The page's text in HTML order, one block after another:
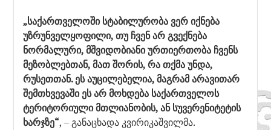
„საქართველოში სტაბილურობა ვერ იქნება
უზრუნველყოფილი, თუ ჩვენ არ გვექნება
ნორმალური, მშვიდობიანი ურთიერთობა ჩვენს
მეზობლებთან, მათ შორის, რა თქმა უნდა,
რუსეთთან. ეს აუცილებელია, მაგრამ არავითარ
შემთხვევაში ეს არ მოხდება საქართველოს
ტერიტორიული მთლიანობის, ან სუვერენიტეტის
ხარჯზე“, – განაცხადა კვირიკაშვილმა.